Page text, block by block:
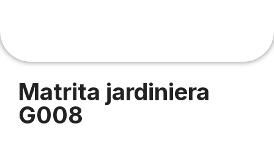
Matrita jardiniera
G008